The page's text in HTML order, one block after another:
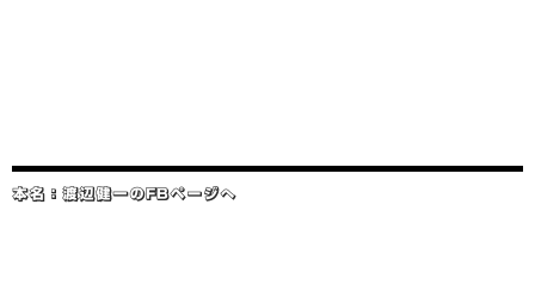
本名：渡辺健一のFBページへ